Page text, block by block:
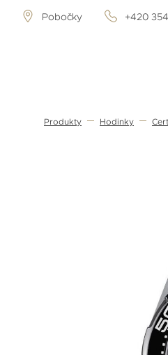
Pobočky +420
Produkty Hodinky